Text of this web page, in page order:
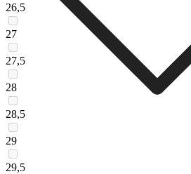
26,5
27
27,5
28
28,5
29
29,5